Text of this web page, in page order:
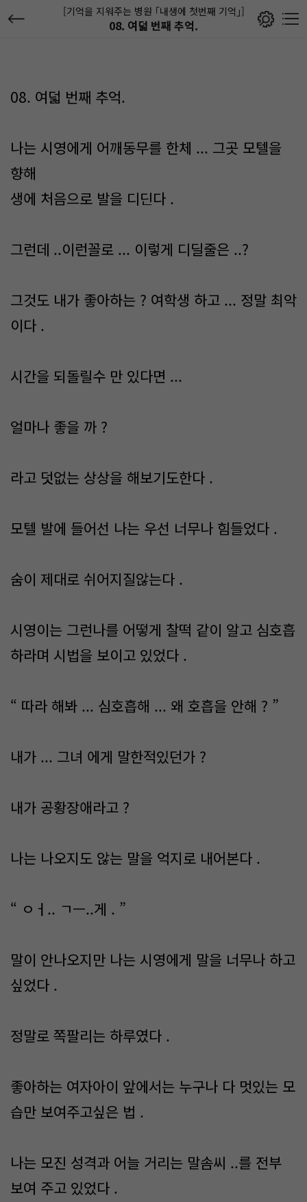
[기억을 지워주는 병원 ｢내생에 첫번째 기억｣]
08. 여덟 번째 추억.
08. 여덟 번째 추억.
나는 시영에게 어깨동무를 한체 ... 그곳 모텔을
향해
생에 처음으로 발을 디딘다 .
그런데 ..이런꼴로 ... 이렇게 디딜줄은 ..?
그것도 내가 좋아하는 ? 여학생 하고 ... 정말 최악
이다 .
시간을 되돌릴수 만 있다면 ...
얼마나 좋을 까 ?
라고 덧없는 상상을 해보기도한다 .
모텔 발에 들어선 나는 우선 너무나 힘들었다 .
숨이 제대로 쉬어지질않는다 .
시영이는 그런나를 어떻게 찰떡 같이 알고 심호흡
하라며 시법을 보이고 있었다 .
“ 따라 해봐 ... 심호흡해 ... 왜 호흡을 안해 ? ”
내가 ... 그녀 에게 말한적있던가 ?
내가 공황장애라고 ?
나는 나오지도 않는 말을 억지로 내어본다 .
“ ㅇㅓ.. ㄱㅡ..게 . ”
말이 안나오지만 나는 시영에게 말을 너무나 하고
싶었다 .
정말로 쪽팔리는 하루였다 .
좋아하는 여자아이 앞에서는 누구나 다 멋있는 모
습만 보여주고싶은 법 .
나는 모진 성격과 어늘 거리는 말솜씨 ..를 전부
보여 주고 있었다 .